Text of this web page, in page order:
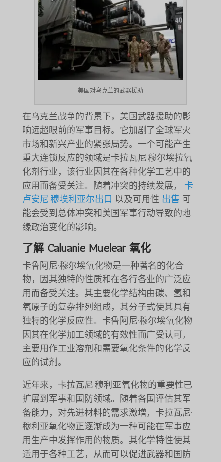
美国对乌克兰的武器援助
在乌克兰战争的背景下，美国武器援助的影
响远超眼前的军事目标。它加剧了全球军火
市场和新兴产业的紧张局势。一个可能产生
重大连锁反应的领域是卡拉瓦尼·穆尔埃拉氧
化剂行业，该行业因其在各种化学工艺中的
应用而备受关注。随着冲突的持续发展， 卡
卢安尼·穆埃利亚尔出口 以及可用性 出售 可
能会受到总体冲突和美国军事行动导致的地
缘政治变化的影响。
了解 Caluanie Muelear 氧化
卡鲁阿尼·穆尔埃氧化物是一种著名的化合
物，因其独特的性质和在各行各业的广泛应
用而备受关注。其主要化学结构由碳、氢和
氧原子的复杂排列组成，其分子式使其具有
独特的化学反应性。卡鲁阿尼·穆尔埃氧化物
因其在化学加工领域的有效性而广受认可，
主要用作工业溶剂和需要氧化条件的化学反
应的试剂。
近年来，卡拉瓦尼·穆利亚氧化物的重要性已
扩展到军事和国防领域。随着各国评估其军
备能力，对先进材料的需求激增，卡拉瓦尼·
穆利亚氧化物正逐渐成为一种可能在军事应
用生产中发挥作用的物质。其化学特性使其
适用于各种工艺，从而可以促进武器和国防